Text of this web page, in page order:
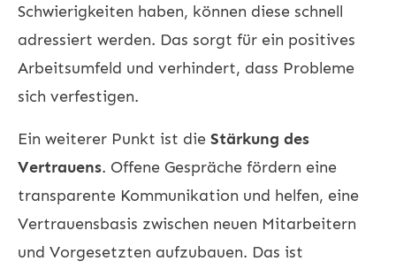
Schwierigkeiten haben, können diese schnell
adressiert werden. Das sorgt für ein positives
Arbeitsumfeld und verhindert, dass Probleme
sich verfestigen.
Ein weiterer Punkt ist die Stärkung des
Vertrauens. Offene Gespräche fördern eine
transparente Kommunikation und helfen, eine
Vertrauensbasis zwischen neuen Mitarbeitern
und Vorgesetzten aufzubauen. Das ist